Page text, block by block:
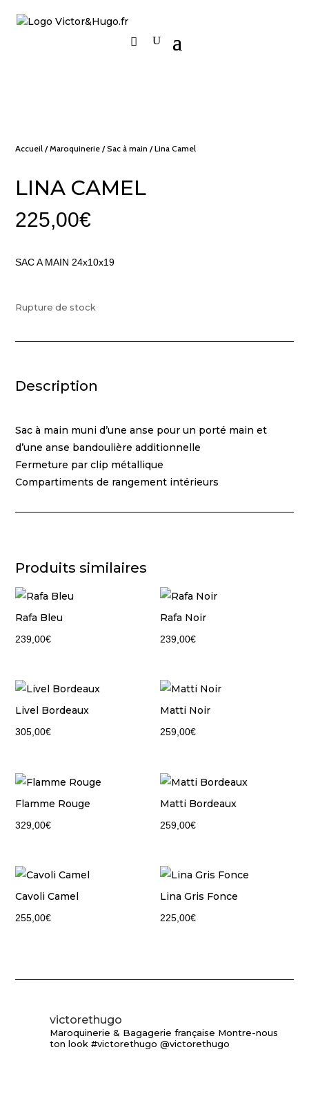
Accueil /Maroquinerie /Sac à main / Lina Camel
LINA CAMEL
225,00€
SAC A MAIN 24x10x19
Rupture de stock
Description
Sac à main muni d’une anse pour un porté main et
d’une anse bandoulière additionnelle
Fermeture par clip métallique
Compartiments de rangement intérieurs
Produits similaires
Rafa Bleu
239,00€
Rafa Noir
239,00€
Livel Bordeaux
305,00€
Matti Noir
259,00€
Flamme Rouge
329,00€
Matti Bordeaux
259,00€
Cavoli Camel
255,00€
Lina Gris Fonce
225,00€
victorethugo
Maroquinerie & Bagagerie française Montre-nous
ton look #victorethugo @victorethugo